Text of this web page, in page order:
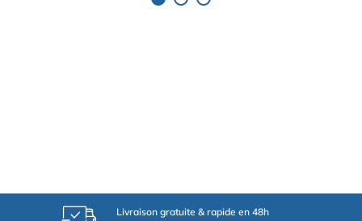
Livraison gratuite & rapide en 48h